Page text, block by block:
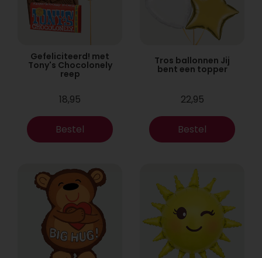
Gefeliciteerd! met
Tony's Chocolonely
reep
18,95
Bestel
Tros ballonnen Jij
bent een topper
22,95
Bestel